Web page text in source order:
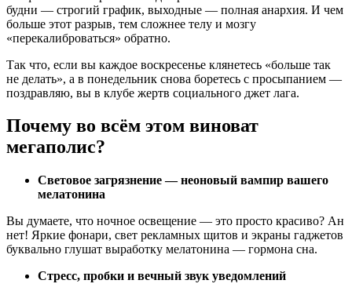
будни — строгий график, выходные — полная анархия. И чем
больше этот разрыв, тем сложнее телу и мозгу
«перекалиброваться» обратно.
Так что, если вы каждое воскресенье клянетесь «больше так
не делать», а в понедельник снова боретесь с просыпанием —
поздравляю, вы в клубе жертв социального джет лага.
Почему во всём этом виноват
мегаполис?
Световое загрязнение — неоновый вампир вашего
мелатонина
Вы думаете, что ночное освещение — это просто красиво? Ан
нет! Яркие фонари, свет рекламных щитов и экраны гаджетов
буквально глушат выработку мелатонина — гормона сна.
Стресс, пробки и вечный звук уведомлений